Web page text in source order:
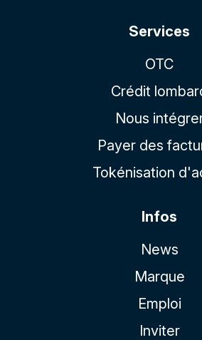
Services
OTC
Crédit
Nous
Payer des
Tokénisation
Infos
News
Marque
Emploi
Inviter